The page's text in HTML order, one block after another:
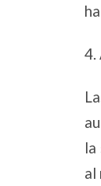
4.
la
al